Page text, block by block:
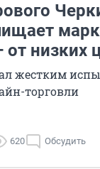
от низких
жестким
торговли
620 Обсудить